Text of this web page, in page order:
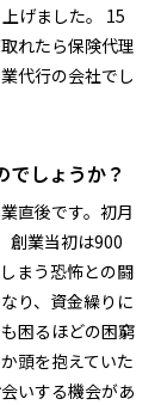
げました。 15
れたら保険代理
代行の会社でし
しょうか？
直後です。初月
創業当初は900
まう恐怖との闘
り、資金繰りに
困るほどの困窮
頭を抱えていた
いする機会があ